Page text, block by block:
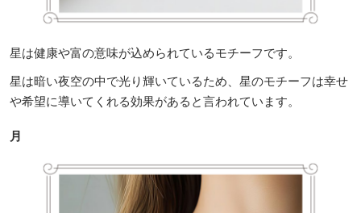
星は健康や富の意味が込められているモチーフです。
星は暗い夜空の中で光り輝いているため、星のモチーフは幸せ
や希望に導いてくれる効果があると言われています。
月